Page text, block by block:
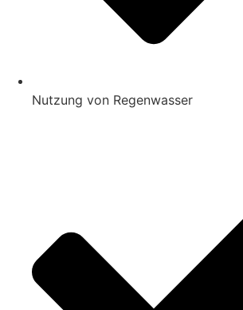
Nutzung von Regenwasser